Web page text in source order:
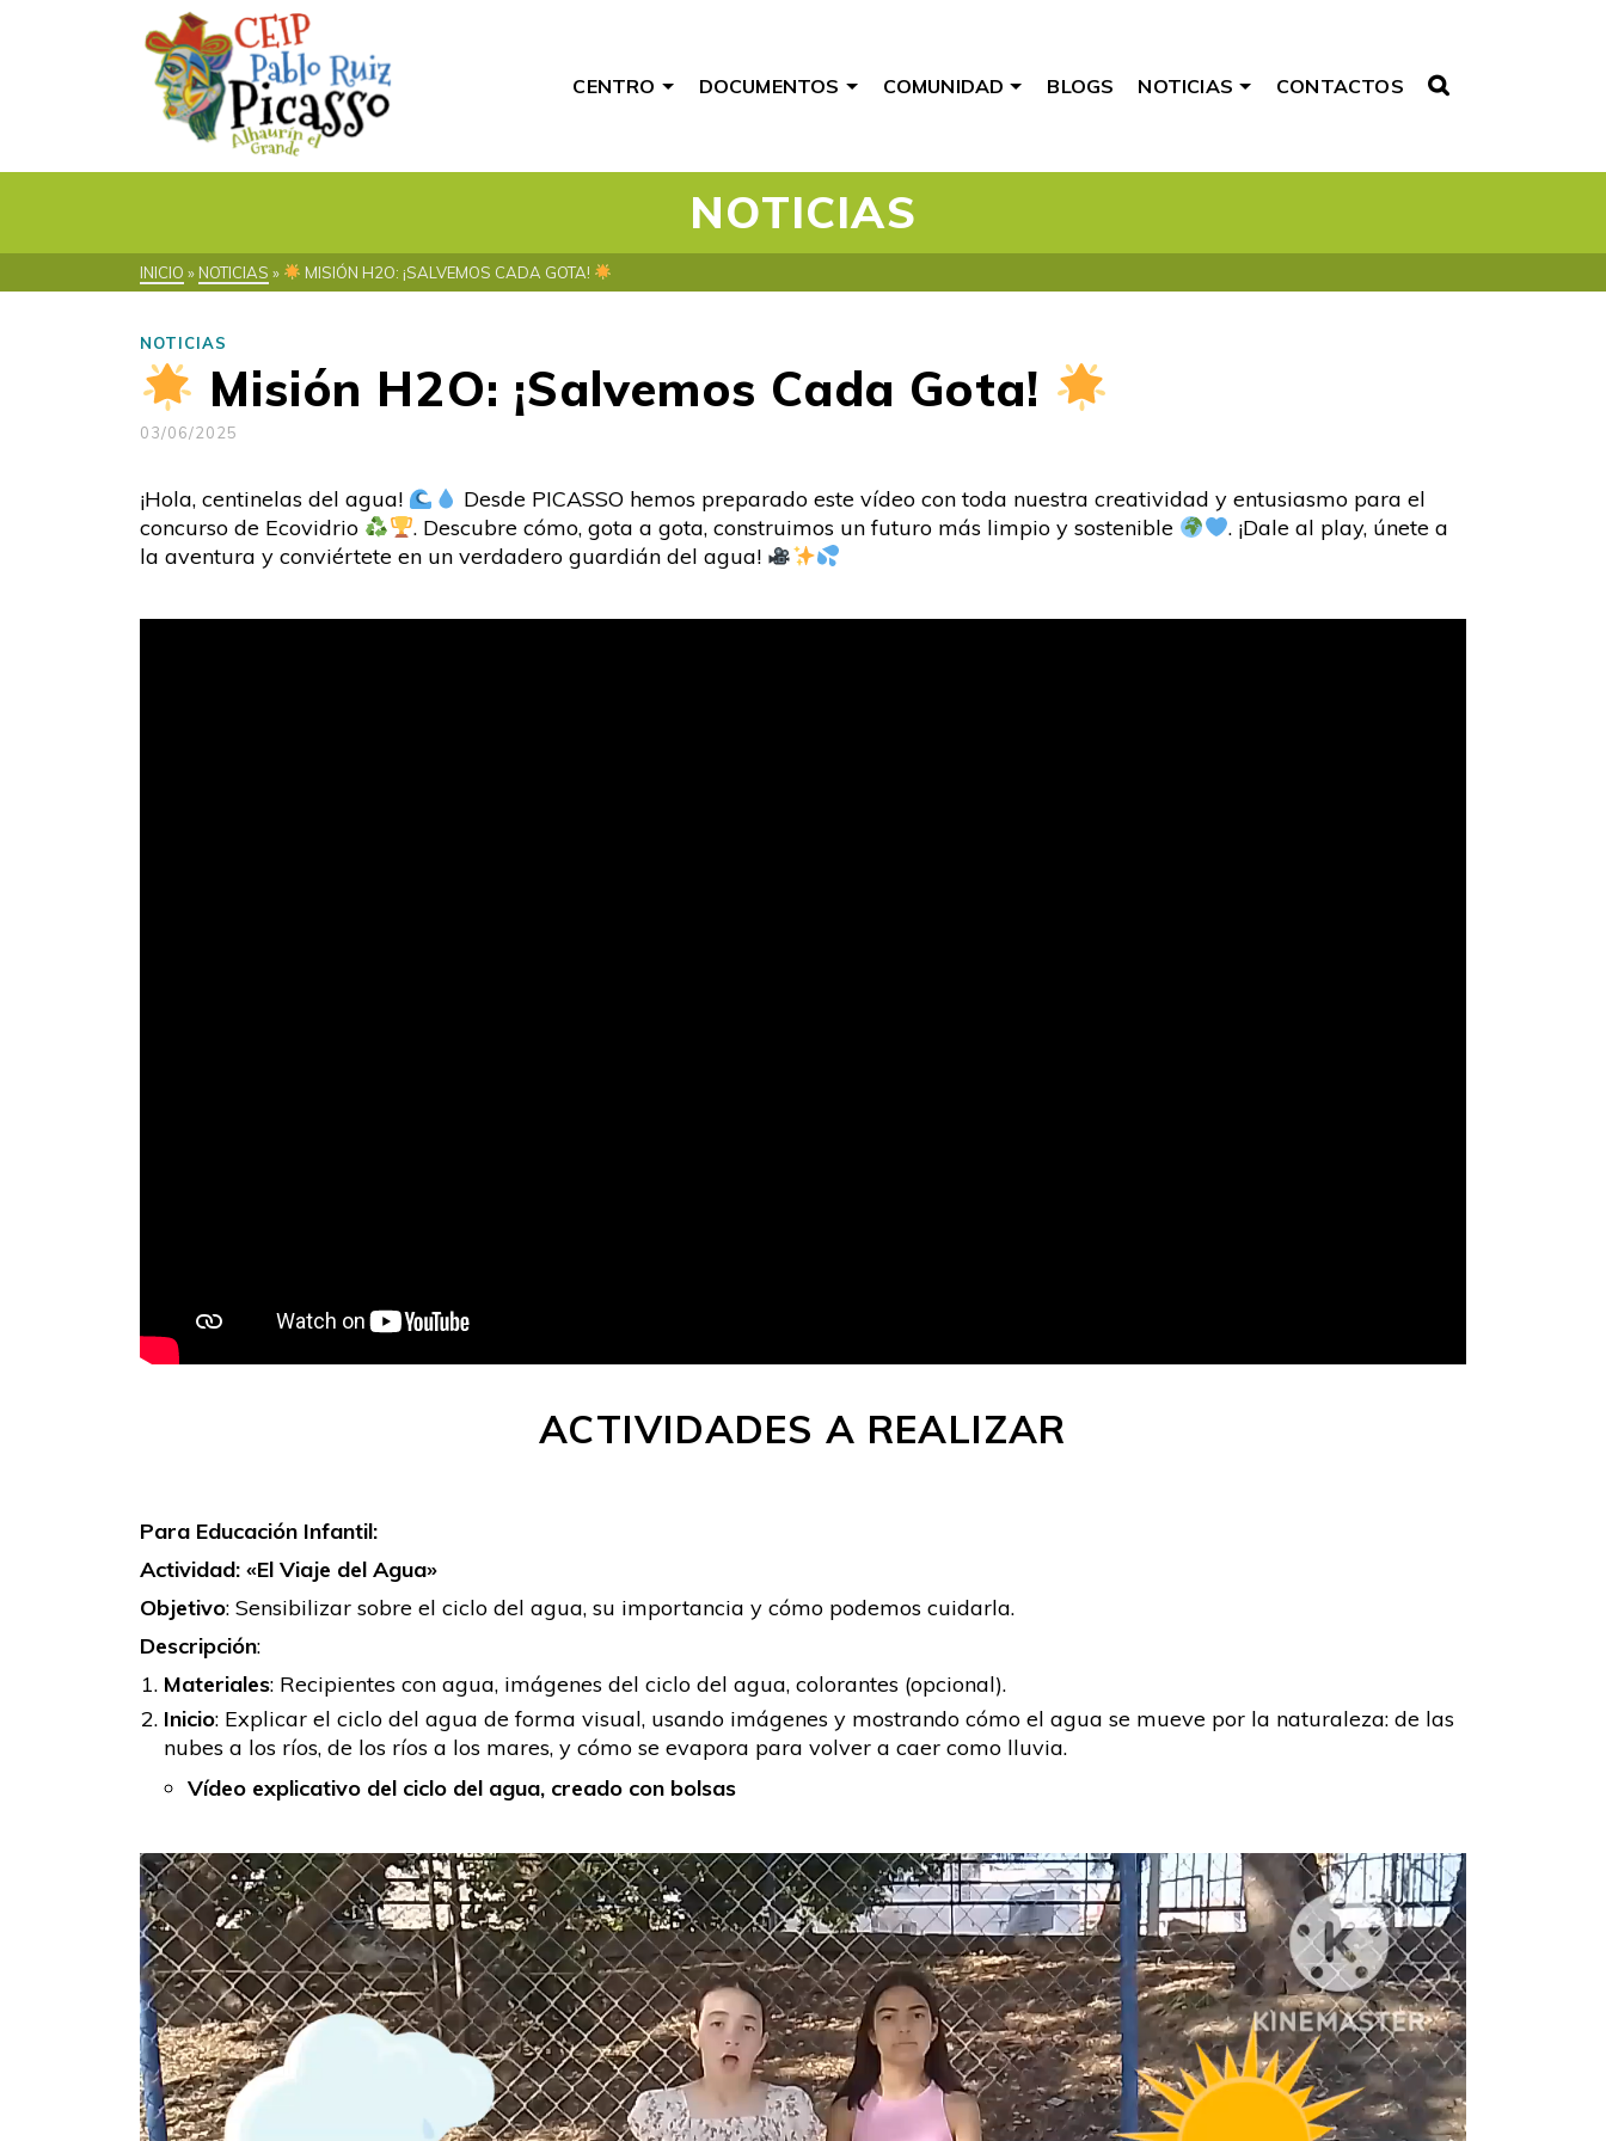
CENTRO DOCUMENTOS COMUNIDAD BLOGS NOTICIAS CONTACTOS
NOTICIAS
INICIO »NOTICIAS » MISIÓN H2O: ¡SALVEMOS CADA GOTA!
NOTICIAS
Misión H2O: ¡Salvemos Cada Gota!
03/06/2025
¡Hola, centinelas del agua!
Desde PICASSO hemos preparado este vídeo con toda nuestra creatividad y entusiasmo para el
concurso de Ecovidrio
. Descubre cómo, gota a gota, construimos un futuro más limpio y sostenible
. ¡Dale al play, únete a
la aventura y conviértete en un verdadero guardián del agua!
ACTIVIDADES A REALIZAR
Para Educación Infantil:
Actividad: «El Viaje del Agua»
Objetivo: Sensibilizar sobre el ciclo del agua, su importancia y cómo podemos cuidarla.
Descripción:
Materiales: Recipientes con agua, imágenes del ciclo del agua, colorantes (opcional).
Inicio: Explicar el ciclo del agua de forma visual, usando imágenes y mostrando cómo el agua se mueve por la naturaleza: de las
nubes a los ríos, de los ríos a los mares, y cómo se evapora para volver a caer como lluvia.
Vídeo explicativo del ciclo del agua, creado con bolsas
Reproductor
de
vídeo